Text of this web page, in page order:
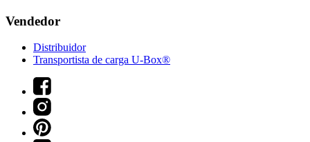
Vendedor
Distribuidor
Transportista de carga U-Box®